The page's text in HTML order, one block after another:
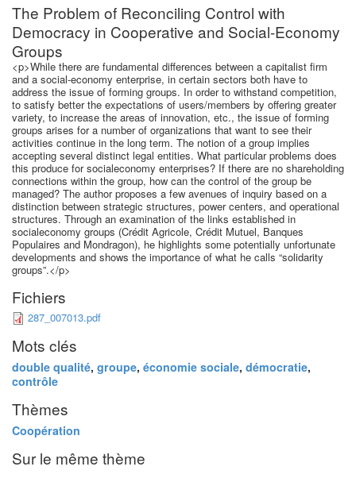
The Problem of Reconciling Control with
Democracy in Cooperative and Social-Economy
Groups
<p>While there are fundamental differences between a capitalist firm
and a social-economy enterprise, in certain sectors both have to
address the issue of forming groups. In order to withstand competition,
to satisfy better the expectations of users/members by offering greater
variety, to increase the areas of innovation, etc., the issue of forming
groups arises for a number of organizations that want to see their
activities continue in the long term. The notion of a group implies
accepting several distinct legal entities. What particular problems does
this produce for socialeconomy enterprises? If there are no shareholding
connections within the group, how can the control of the group be
managed? The author proposes a few avenues of inquiry based on a
distinction between strategic structures, power centers, and operational
structures. Through an examination of the links established in
socialeconomy groups (Crédit Agricole, Crédit Mutuel, Banques
Populaires and Mondragon), he highlights some potentially unfortunate
developments and shows the importance of what he calls “solidarity
groups”.</p>
Fichiers
287_007013.pdf
Mots clés
double qualité, groupe, économie sociale, démocratie,
contrôle
Thèmes
Coopération
Sur le même thème